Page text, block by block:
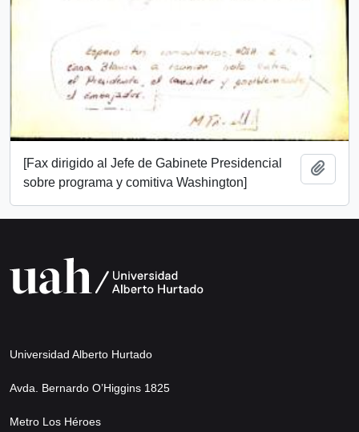
[Fax dirigido al Jefe de Gabinete Presidencial
sobre programa y comitiva Washington]
Universidad Alberto Hurtado
Avda. Bernardo O’Higgins 1825
Metro Los Héroes